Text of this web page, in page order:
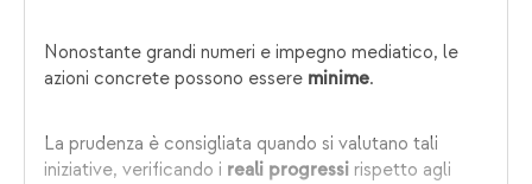
Nonostante grandi numeri e impegno mediatico, le
azioni concrete possono essere minime.
La prudenza è consigliata quando si valutano tali
iniziative, verificando i reali progressi rispetto agli